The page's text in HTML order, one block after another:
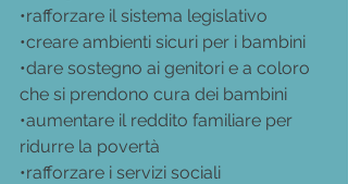
•rafforzare il sistema legislativo
•creare ambienti sicuri per i bambini
•dare sostegno ai genitori e a coloro
che si prendono cura dei bambini
•aumentare il reddito familiare per
ridurre la povertà
•rafforzare i servizi sociali